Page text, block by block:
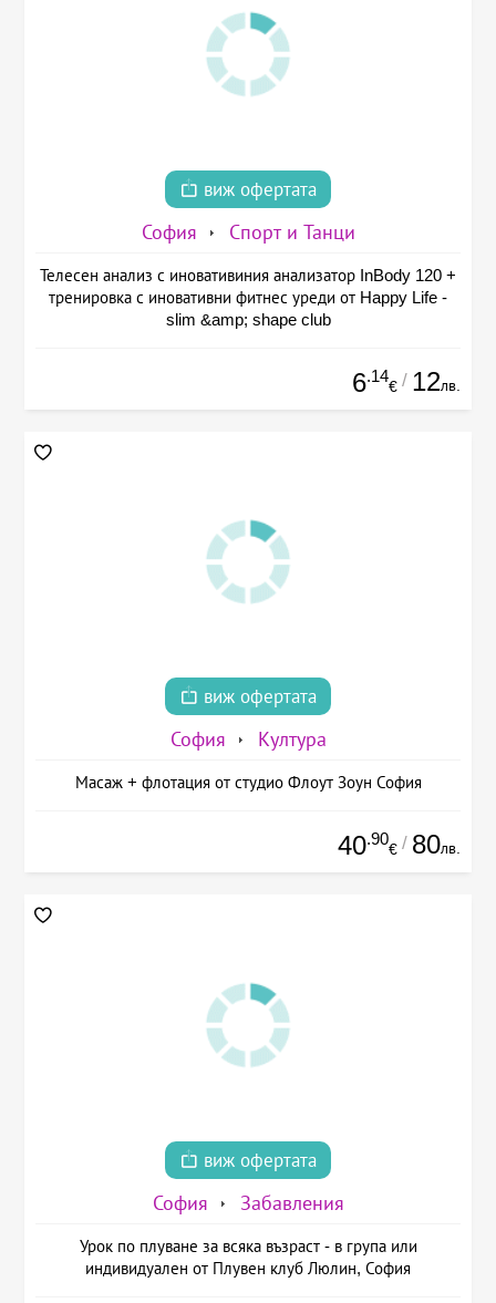
виж офертата
София Спорт и Танци
Телесен анализ с иновативиния анализатор InBody 120 +
тренировка с иновативни фитнес уреди от Happy Life -
slim &amp; shape club
6.14
€ / 12лв.
виж офертата
София Култура
Масаж + флотация от студио Флоут Зоун София
40.90
€ / 80лв.
виж офертата
София Забавления
Урок по плуване за всяка възраст - в група или
индивидуален от Плувен клуб Люлин, София